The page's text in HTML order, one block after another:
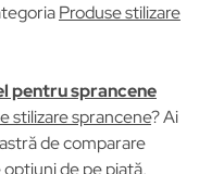
Produse stilizare
pentru sprancene
stilizare sprancene? Ai
de comparare
de pe piață,